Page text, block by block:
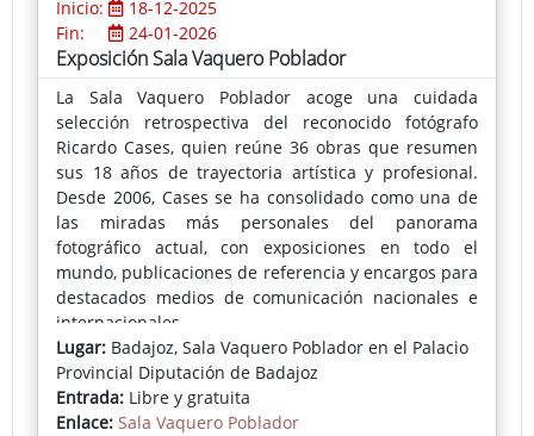
Inicio:
18-12-2025
Fin:
24-01-2026
Exposición Sala Vaquero Poblador
La Sala Vaquero Poblador acoge una cuidada
selección retrospectiva del reconocido fotógrafo
Ricardo Cases, quien reúne 36 obras que resumen
sus 18 años de trayectoria artística y profesional.
Desde 2006, Cases se ha consolidado como una de
las miradas más personales del panorama
fotográfico actual, con exposiciones en todo el
mundo, publicaciones de referencia y encargos para
destacados medios de comunicación nacionales e
internacionales.
En esta exposición, el autor presenta un corpus
depurado y esencial, profundamente ligado a la
evolución de su trabajo y a la excelente acogida del
Lugar: Badajoz, Sala Vaquero Poblador en el Palacio
Provincial Diputación de Badajoz
Entrada: Libre y gratuita
Enlace: Sala Vaquero Poblador